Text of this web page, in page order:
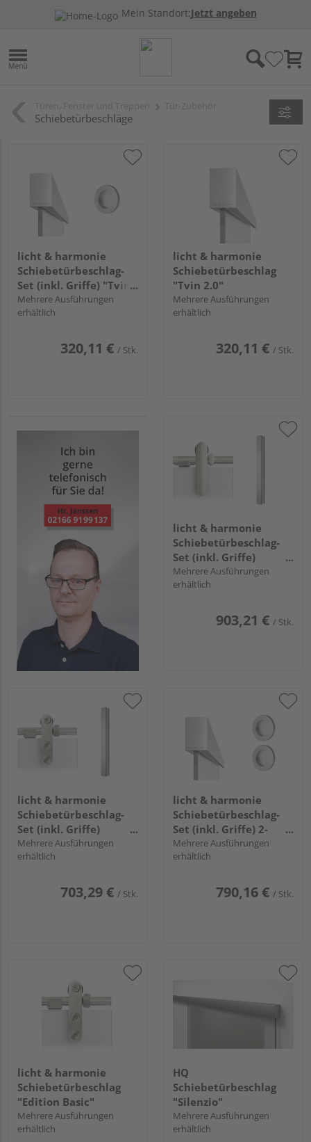
Mein Standort:Jetzt angeben
Schiebetürbeschläge
licht & harmonie
Schiebetürbeschlag-
Set (inkl. Griffe) "Tvin
2.0"
Mehrere Ausführungen
erhältlich
320,11 € / Stk.
licht & harmonie
Schiebetürbeschlag
"Tvin 2.0"
Mehrere Ausführungen
erhältlich
320,11 € / Stk.
licht & harmonie
Schiebetürbeschlag-
Set (inkl. Griffe)
"Edition Style"
Mehrere Ausführungen
erhältlich
903,21 € / Stk.
licht & harmonie
Schiebetürbeschlag-
Set (inkl. Griffe)
"Edition Basic"
Mehrere Ausführungen
erhältlich
703,29 € / Stk.
licht & harmonie
Schiebetürbeschlag-
Set (inkl. Griffe) 2-
flügelig "Tvin 2.0"
Mehrere Ausführungen
erhältlich
790,16 € / Stk.
licht & harmonie
Schiebetürbeschlag
"Edition Basic"
Mehrere Ausführungen
erhältlich
HQ
Schiebetürbeschlag
"Silenzio"
Mehrere Ausführungen
erhältlich